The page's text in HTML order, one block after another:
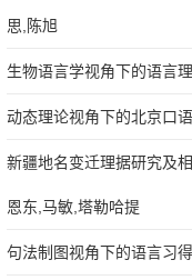
思,陈旭
生物语言学视角下的语言
动态理论视角下的北京口
新疆地名变迁理据研究及
恩东,马敏,塔勒哈提
句法制图视角下的语言习